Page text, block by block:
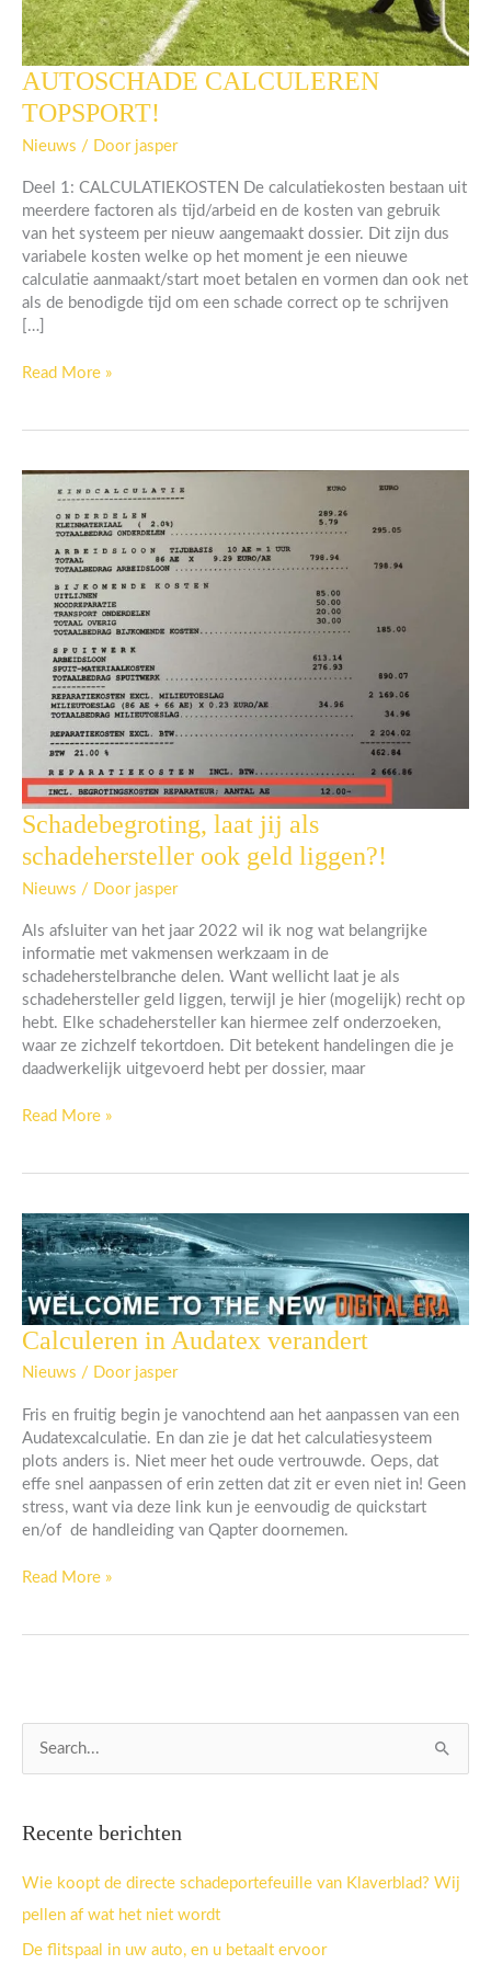
AUTOSCHADE CALCULEREN
TOPSPORT!
Nieuws / Door jasper
Deel 1: CALCULATIEKOSTEN De calculatiekosten bestaan uit
meerdere factoren als tijd/arbeid en de kosten van gebruik
van het systeem per nieuw aangemaakt dossier. Dit zijn dus
variabele kosten welke op het moment je een nieuwe
calculatie aanmaakt/start moet betalen en vormen dan ook net
als de benodigde tijd om een schade correct op te schrijven
[…]
AUTOSCHADE
TOPSPORT!
Read More »
Schadebegroting, laat jij als
schadehersteller ook geld liggen?!
Nieuws / Door jasper
Als afsluiter van het jaar 2022 wil ik nog wat belangrijke
informatie met vakmensen werkzaam in de
schadeherstelbranche delen. Want wellicht laat je als
schadehersteller geld liggen, terwijl je hier (mogelijk) recht op
hebt. Elke schadehersteller kan hiermee zelf onderzoeken,
waar ze zichzelf tekortdoen. Dit betekent handelingen die je
daadwerkelijk uitgevoerd hebt per dossier, maar
Schadebegroting,
jij
als
ook
geld
liggen?!
Read More »
Calculeren in Audatex verandert
Nieuws / Door jasper
Fris en fruitig begin je vanochtend aan het aanpassen van een
Audatexcalculatie. En dan zie je dat het calculatiesysteem
plots anders is. Niet meer het oude vertrouwde. Oeps, dat
effe snel aanpassen of erin zetten dat zit er even niet in! Geen
stress, want via deze link kun je eenvoudig de quickstart
en/of de handleiding van Qapter doornemen.
Calculeren
Audatex
Read More »
n
a
a
Recente berichten
Wie koopt de directe schadeportefeuille van Klaverblad? Wij
pellen af wat het niet wordt
De flitspaal in uw auto, en u betaalt ervoor